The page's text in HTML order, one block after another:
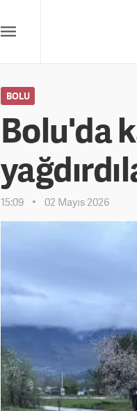
BOLU
Bolu'da
15:09 02 Mayıs 2026